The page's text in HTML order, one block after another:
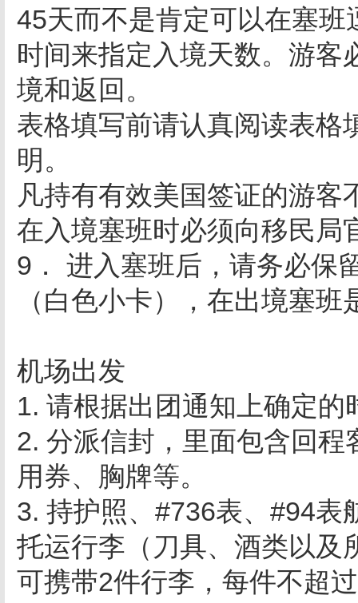
45天而不是肯定可以在塞
时间来指定入境天数。游客
境和返回。
表格填写前请认真阅读表格
明。
凡持有有效美国签证的游
在入境塞班时必须向移民局
9． 进入塞班后，请务必保
（白色小卡），在出境塞
机场出发
1. 请根据出团通知上确定
2. 分派信封，里面包含回
用券、胸牌等。
3. 持护照、#736表、#94表
托运行李（刀具、酒类以及
可携带2件行李，每件不超